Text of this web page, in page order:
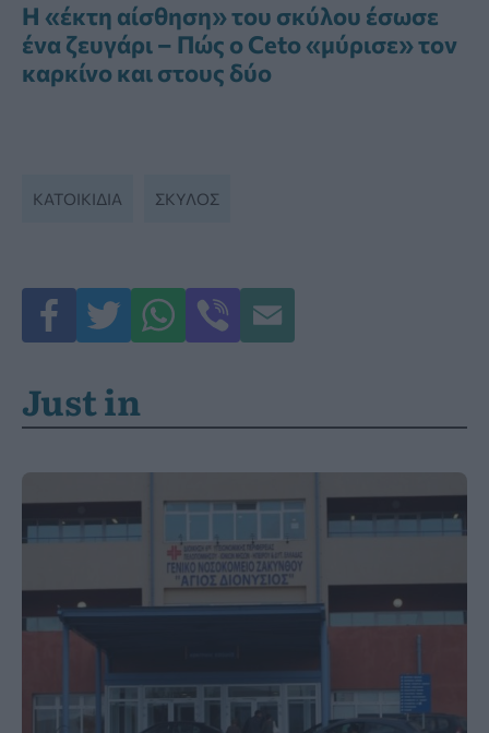
Η «έκτη αίσθηση» του σκύλου έσωσε
ένα ζευγάρι – Πώς ο Ceto «μύρισε» τον
καρκίνο και στους δύο
ΚΑΤΟΙΚΊΔΙΑ ΣΚΥΛΟΣ
Just in